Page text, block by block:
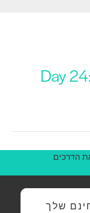
Day
הדרכים
שלך